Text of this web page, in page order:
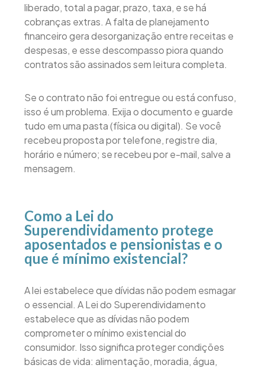
liberado, total a pagar, prazo, taxa, e se há
cobranças extras. A falta de planejamento
financeiro gera desorganização entre receitas e
despesas, e esse descompasso piora quando
contratos são assinados sem leitura completa.
Se o contrato não foi entregue ou está confuso,
isso é um problema. Exija o documento e guarde
tudo em uma pasta (física ou digital). Se você
recebeu proposta por telefone, registre dia,
horário e número; se recebeu por e-mail, salve a
mensagem.
Como a Lei do
Superendividamento protege
aposentados e pensionistas e o
que é mínimo existencial?
A lei estabelece que dívidas não podem esmagar
o essencial. A Lei do Superendividamento
estabelece que as dívidas não podem
comprometer o mínimo existencial do
consumidor. Isso significa proteger condições
básicas de vida: alimentação, moradia, água,